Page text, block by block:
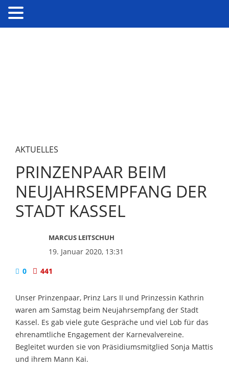
AKTUELLES
PRINZENPAAR BEIM
NEUJAHRSEMPFANG DER
STADT KASSEL
MARCUS LEITSCHUH
19. Januar 2020, 13:31
0
441
Unser Prinzenpaar, Prinz Lars II und Prinzessin Kathrin
waren am Samstag beim Neujahrsempfang der Stadt
Kassel. Es gab viele gute Gespräche und viel Lob für das
ehrenamtliche Engagement der Karnevalvereine.
Begleitet wurden sie von Präsidiumsmitglied Sonja Mattis
und ihrem Mann Kai.